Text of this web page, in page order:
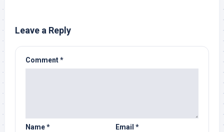
Leave a Reply
Comment*
Name* Email *